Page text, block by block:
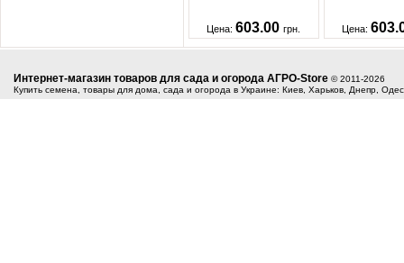
Цена:603.00грн. Цена:
Интернет-магазин товаров для сада и огорода АГРО-Store © 2011-2026
Купить семена, товары для дома, сада и огорода в Украине: Киев, Харьков, Днепр,